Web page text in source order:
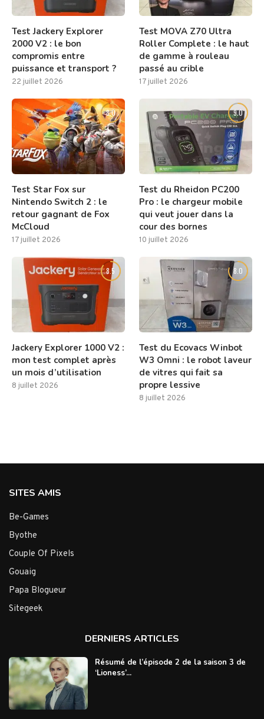
Test Jackery Explorer
2000 V2 : le bon
compromis entre
puissance et transport ?
22 juillet 2026
Test MOVA Z70 Ultra
Roller Complete : le haut
de gamme à rouleau
passé au crible
17 juillet 2026
8.0
Test Star Fox sur
Nintendo Switch 2 : le
retour gagnant de Fox
McCloud
17 juillet 2026
9.0
Test du Rheidon PC200
Pro : le chargeur mobile
qui veut jouer dans la
cour des bornes
10 juillet 2026
8.5
Jackery Explorer 1000 V2 :
mon test complet après
un mois d’utilisation
8 juillet 2026
8.0
Test du Ecovacs Winbot
W3 Omni : le robot laveur
de vitres qui fait sa
propre lessive
8 juillet 2026
SITES AMIS
Be-Games
Byothe
Couple Of Pixels
Gouaig
Papa Blogueur
Sitegeek
DERNIERS ARTICLES
Résumé de l’épisode 2 de la saison 3 de
‘Lioness’...